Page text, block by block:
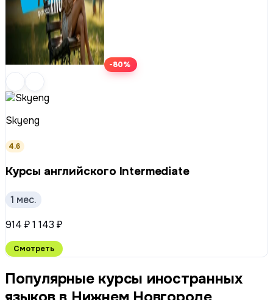
-80%
Skyeng
4.6
Курсы английского Intermediate
1 мес.
914 ₽1 143 ₽
Смотреть
Популярные курсы иностранных